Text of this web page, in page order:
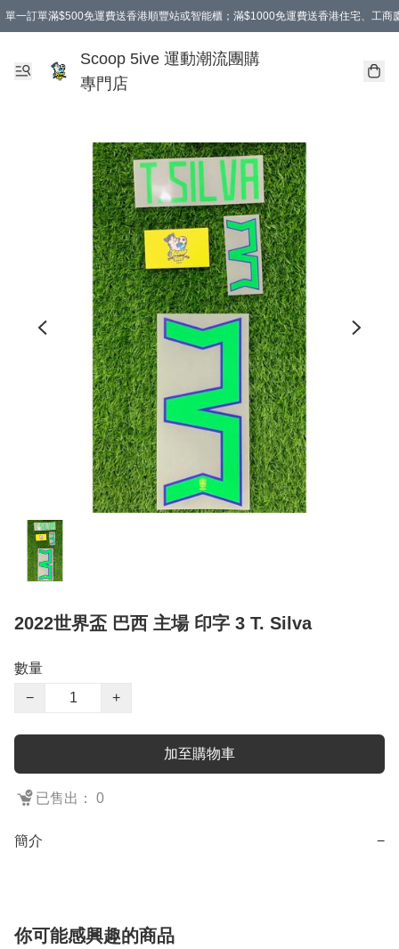
單一訂單滿$500免運費送香港順豐站或智能櫃；滿$1000免運費送香港住宅、工商
Scoop 5ive 運動潮流團購
專門店
2022世界盃 巴西 主場 印字 3 T. Silva
數量
−
+
加至購物車
已售出： 0
簡介 −
你可能感興趣的商品